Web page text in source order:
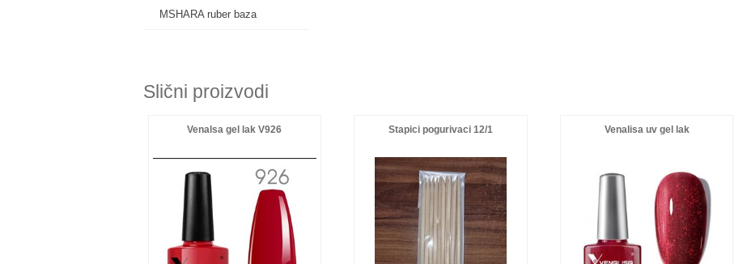
MSHARA ruber baza
Slični proizvodi
Venalsa gel lak V926 Stapici pogurivaci 12/1 Venalisa uv gel lak